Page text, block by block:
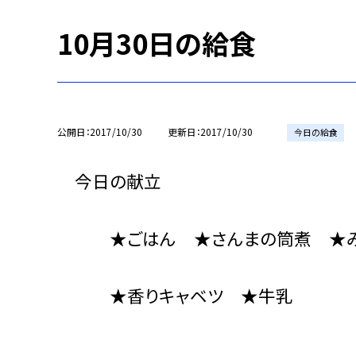
10月30日の給食
公開日 2017/10/30 更新日 2017/10/30 今日の給食
今日の献立
★ごはん ★さんまの筒煮 ★み
★香りキャベツ ★牛乳